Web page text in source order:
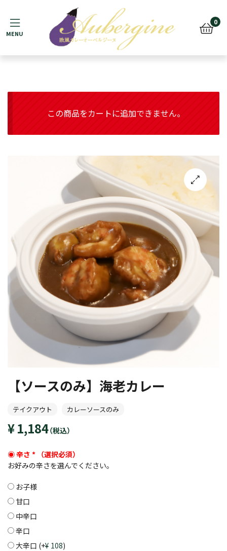
0
Menu
この商品をカートに追加できません。
🔍
【ソースのみ】海老カレー
テイクアウト カレーソースのみ
1,184（税込）
辛さ *
お好みの辛さを選んでください。
お子様
甘口
中辛口
辛口
大辛口 (+ 108)